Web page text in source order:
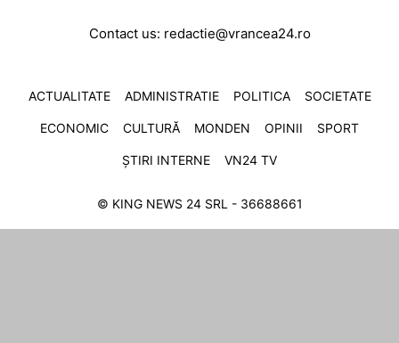
Contact us: redactie@vrancea24.ro
ACTUALITATE ADMINISTRATIE POLITICA SOCIETATE
ECONOMIC CULTURĂ MONDEN OPINII SPORT
ȘTIRI INTERNE VN24 TV
© KING NEWS 24 SRL - 36688661